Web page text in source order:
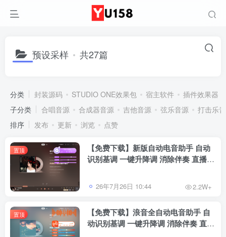
预设采样 共27篇
分类 封装源码 STUDIO ONE效果包 宿主软件
插件效果器
子分类
合唱音源 合成器音源 吉他音源 弦乐音源
打击乐
排序
发布 更新 浏览 点赞
置顶
【免费下载】新版自动电音助手 自动
识别基调 一键升降调 消除伴奏 直播唱
26年7月26日 10:44 2.2W+
置顶
【免费下载】浪音全自动电音助手 自
动识别基调 一键升降调 消除伴奏 直播